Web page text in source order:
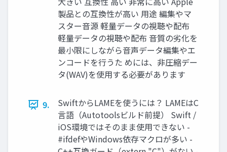
製品との互換性が高い 用途 編集やマ
スター音源 軽量データの視聴や配布
軽量データの視聴や配布 音質の劣化を
最小限にしながら音声データ編集やエ
ンコードを行うた めには、非圧縮デー
タ(WAV)を使用する必要があります
9.
SwiftからLAMEを使うには？ LAMEはC
言語（Autotoolsビルド前提） Swift /
iOS環境ではそのまま使用できない -
#ifdefやWindows依存マクロが多い -